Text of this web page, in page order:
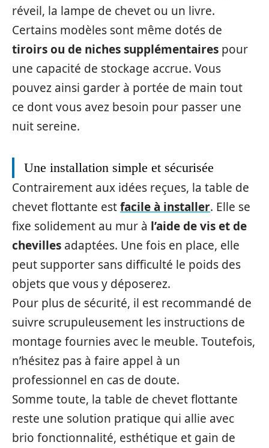
réveil, la lampe de chevet ou un livre.
Certains modèles sont même dotés de
tiroirs ou de niches supplémentaires pour
une capacité de stockage accrue. Vous
pouvez ainsi garder à portée de main tout
ce dont vous avez besoin pour passer une
nuit sereine.
Une installation simple et sécurisée
Contrairement aux idées reçues, la table de
chevet flottante estfacile à installer. Elle se
fixe solidement au mur à l’aide de vis et de
chevilles adaptées. Une fois en place, elle
peut supporter sans difficulté le poids des
objets que vous y déposerez.
Pour plus de sécurité, il est recommandé de
suivre scrupuleusement les instructions de
montage fournies avec le meuble. Toutefois,
n’hésitez pas à faire appel à un
professionnel en cas de doute.
Somme toute, la table de chevet flottante
reste une solution pratique qui allie avec
brio fonctionnalité, esthétique et gain de